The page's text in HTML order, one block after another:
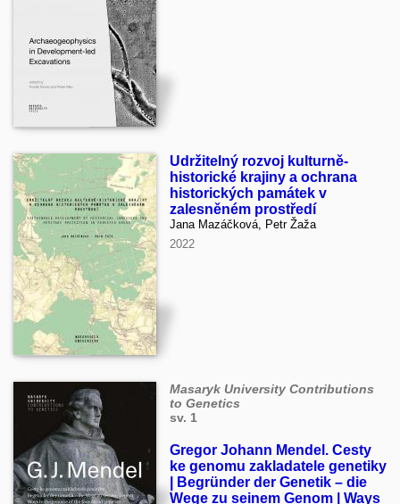
Udržitelný rozvoj kulturně-
historické krajiny a ochrana
historických památek v
zalesněném prostředí
Jana Mazáčková, Petr Žaža
2022
Masaryk University Contributions
to Genetics
sv. 1
Gregor Johann Mendel. Cesty
ke genomu zakladatele genetiky
| Begründer der Genetik – die
Wege zu seinem Genom | Ways